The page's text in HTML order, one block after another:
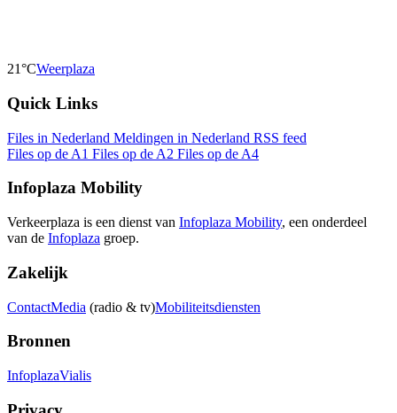
21°CWeerplaza
Quick Links
Files in Nederland Meldingen in Nederland RSS feed
Files op de A1 Files op de A2 Files op de A4
Infoplaza Mobility
Verkeerplaza is een dienst van Infoplaza Mobility, een onderdeel
van de Infoplaza groep.
Zakelijk
ContactMedia (radio & tv)Mobiliteitsdiensten
Bronnen
InfoplazaVialis